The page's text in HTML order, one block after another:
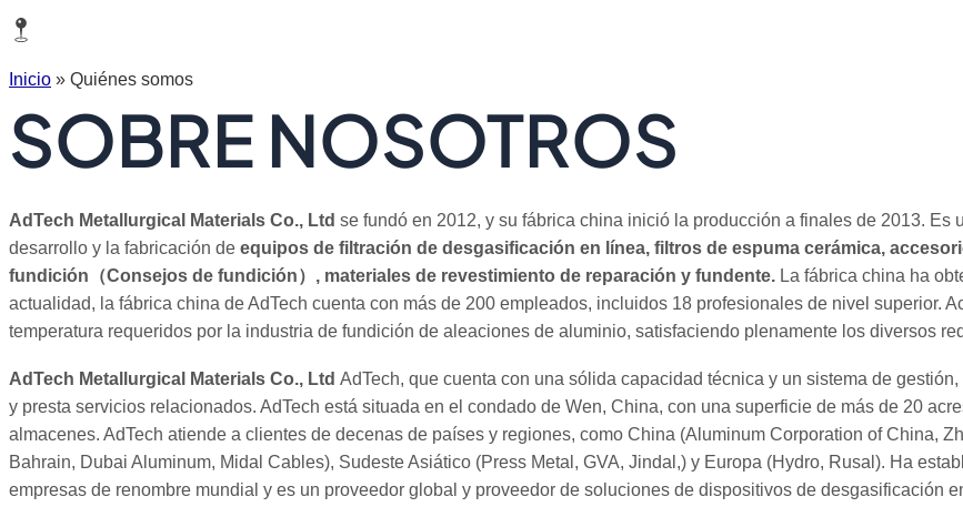
Inicio » Quiénes somos
SOBRE NOSOTROS
AdTech Metallurgical Materials Co., Ltd se fundó en 2012, y su fábrica china inició la producción a finales de 2013.
desarrollo y la fabricación de equipos de filtración de desgasificación en línea, filtros de espuma cerámica,
fundición（Consejos de fundición）, materiales de revestimiento de reparación y fundente. La fábrica china ha
actualidad, la fábrica china de AdTech cuenta con más de 200 empleados, incluidos 18 profesionales de nivel superior.
temperatura requeridos por la industria de fundición de aleaciones de aluminio, satisfaciendo plenamente los diversos
AdTech Metallurgical Materials Co., Ltd AdTech, que cuenta con una sólida capacidad técnica y un sistema de
y presta servicios relacionados. AdTech está situada en el condado de Wen, China, con una superficie de más de 20
almacenes. AdTech atiende a clientes de decenas de países y regiones, como China (Aluminum Corporation of China,
Bahrain, Dubai Aluminum, Midal Cables), Sudeste Asiático (Press Metal, GVA, Jindal,) y Europa (Hydro, Rusal). Ha
empresas de renombre mundial y es un proveedor global y proveedor de soluciones de dispositivos de desgasificación